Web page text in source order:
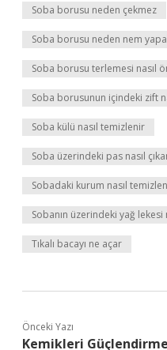
Soba borusu neden çekmez
Soba borusu neden nem
Soba borusu terlemesi nasıl
Soba borusunun içindeki zift
Soba külü nasıl temizlenir
Soba üzerindeki pas nasıl
Sobadaki kurum nasıl
Sobanın üzerindeki yağ lekesi
Tıkalı bacayı ne açar
Önceki Yazı
Kemikleri